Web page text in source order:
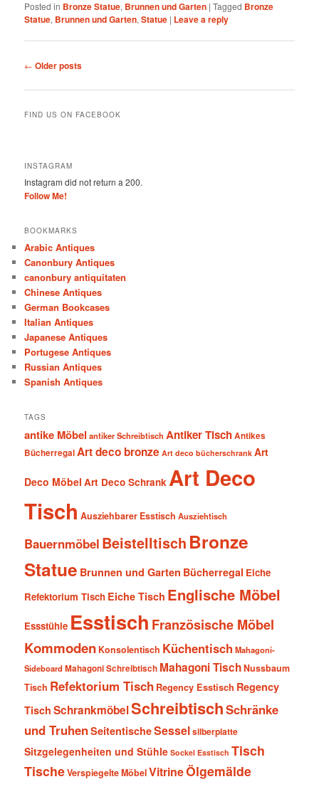
Posted in Bronze Statue, Brunnen und Garten |Tagged Bronze
Statue, Brunnen und Garten,Statue | Leave a reply
Post
← Older posts
FIND US ON FACEBOOK
INSTAGRAM
Instagram did not return a 200.
Follow Me!
BOOKMARKS
Arabic Antiques
Canonbury Antiques
canonbury antiquitaten
Chinese Antiques
German Bookcases
Italian Antiques
Japanese Antiques
Portugese Antiques
Russian Antiques
Spanish Antiques
TAGS
antike Möbel antiker Schreibtisch Antiker TischAntikes
BücherregalArt deco bronze Art deco bücherschrank Art
Deco Möbel Art Deco Schrank Art Deco
Tisch Ausziehbarer Esstisch Ausziehtisch
Bauernmöbel Beistelltisch Bronze
Statue Brunnen und Garten Bücherregal Eiche
Refektorium Tisch Eiche Tisch Englische Möbel
Essstühle Esstisch Französische Möbel
Kommoden Konsolentisch Küchentisch Mahagoni-
SideboardMahagoni Schreibtisch Mahagoni TischNussbaum
Tisch Refektorium Tisch Regency Esstisch Regency
Tisch SchrankmöbelSchreibtischSchränke
und TruhenSeitentischeSesselsilberplatte
Sitzgelegenheiten und Stühle Sockel Esstisch Tisch
TischeVerspiegelte MöbelVitrineÖlgemälde